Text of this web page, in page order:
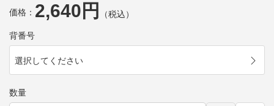
価格： 2,640円 （税込）
背番号
選択してください
数量